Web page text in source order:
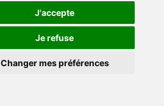
J'accepte
Je refuse
Changer mes préférences